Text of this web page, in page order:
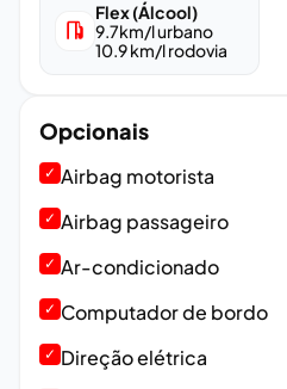
Flex (Álcool)
9.7km/l urbano
10.9km/l rodovia
Opcionais
✓ Airbag motorista
✓ Airbag passageiro
✓ Ar-condicionado
✓ Computador de bordo
✓ Direção elétrica